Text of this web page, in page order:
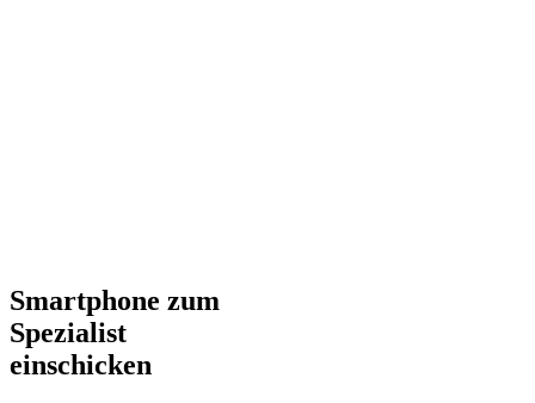
Smartphone zum
Spezialist
einschicken